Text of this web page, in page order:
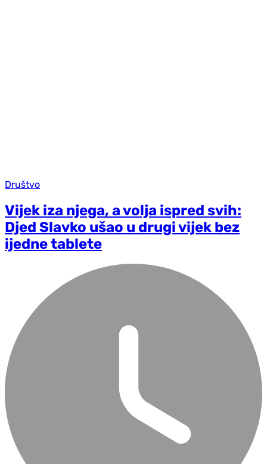
Društvo
Vijek iza njega, a volja ispred svih:
Djed Slavko ušao u drugi vijek bez
ijedne tablete